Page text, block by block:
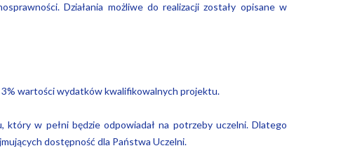
Działania możliwe do realizacji zostały opisane w
3% wartości wydatków kwalifikowalnych projektu.
w pełni będzie odpowiadał na potrzeby uczelni. Dlatego
dostępność dla Państwa Uczelni.